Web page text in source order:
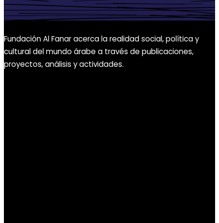
Fundación Al Fanar acerca la realidad social, política y
cultural del mundo árabe a través de publicaciones,
proyectos, análisis y actividades.